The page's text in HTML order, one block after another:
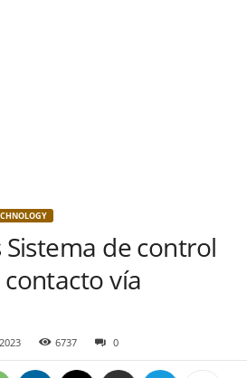
Sistema de control
vía
6737 0